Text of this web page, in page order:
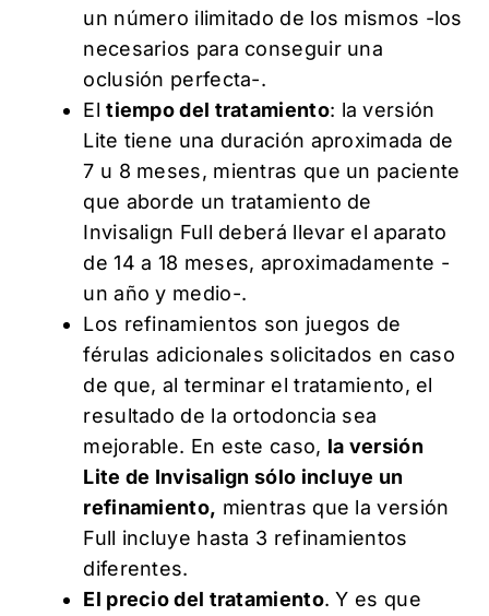
un número ilimitado de los mismos -los
necesarios para conseguir una
oclusión perfecta-.
Eltiempo del tratamiento: la versión
Lite tiene una duración aproximada de
7 u 8 meses, mientras que un paciente
que aborde un tratamiento de
Invisalign Full deberá llevar el aparato
de 14 a 18 meses, aproximadamente -
un año y medio-.
Los refinamientos son juegos de
férulas adicionales solicitados en caso
de que, al terminar el tratamiento, el
resultado de la ortodoncia sea
mejorable. En este caso, la versión
Lite de Invisalign sólo incluye un
refinamiento, mientras que la versión
Full incluye hasta 3 refinamientos
diferentes.
El precio del tratamiento. Y es que